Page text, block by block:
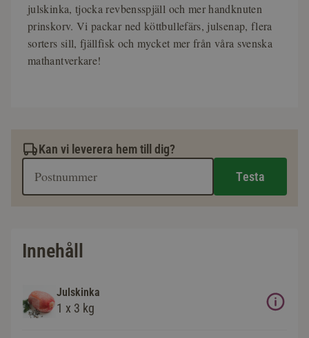
julskinka, tjocka revbensspjäll och mer handknuten
prinskorv. Vi packar ned köttbullefärs, julsenap, flera
sorters sill, fjällfisk och mycket mer från våra svenska
mathantverkare!
Kan vi leverera hem till dig?
Testa
Innehåll
Julskinka
1 x 3 kg